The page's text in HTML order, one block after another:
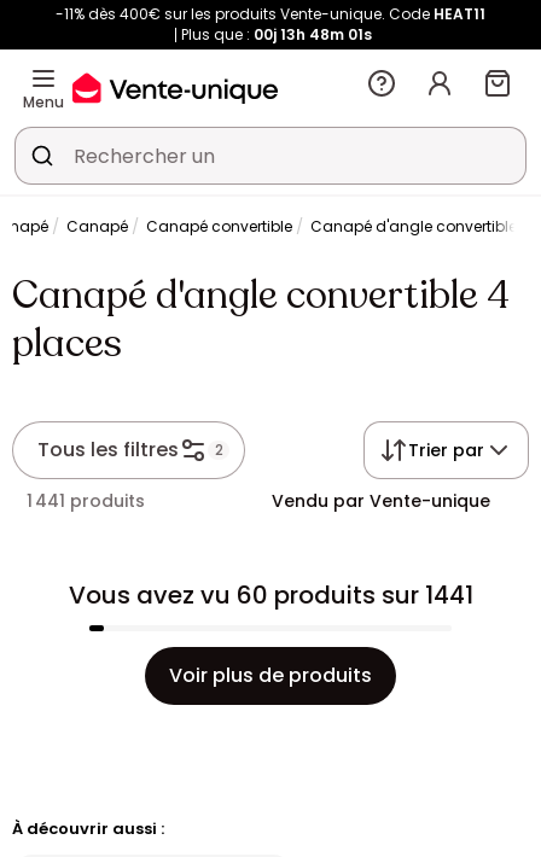
-11% dès 400€ sur les produits Vente-unique. Code HEAT11
Plus que : 00j 13h 48m 00s
Menu
Canapé Canapé convertible Canapé d'angle convertible 4
Canapé d'angle convertible 4
places
Tous les filtres 2 Trier par
1 441 produits Vendu par Vente-unique
Vous avez vu 60 produits sur 1441
Voir plus de produits
À découvrir aussi :